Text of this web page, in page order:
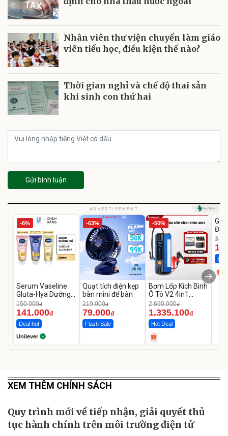
Nhân viên thư viện chuyển làm giáo
viên tiểu học, điều kiện thế nào?
Thời gian nghỉ và chế độ thai sản
khi sinh con thứ hai
Gửi bình luận
ADVERTISEMENT
-6%
Serum Vaseline
Gluta-Hya Dưỡng
Da Sáng Mịn Sau 7
Ngày
150.000đ
141.000đ
Deal hot
Unilever
-63%
Quạt tích điện kẹp
bàn mini để bàn
219.000đ
79.000đ
Flash Sale
-50%
Bơm Lốp Kích Bình
Ô Tô V2 4in1
MEDICAR –
12.000mAh
2.690.000đ
1.335.100đ
Hot Deal
Đùi
XEM THÊM CHÍNH SÁCH
Quy trình mới về tiếp nhận, giải quyết thủ
tục hành chính trên môi trường điện tử